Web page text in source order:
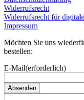
Widerrufsrecht
Widerrufsrecht für
Impressum
Möchten Sie uns
bestellen:
E-Mail(erforderlich)